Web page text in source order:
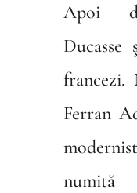
Apoi
Ferran